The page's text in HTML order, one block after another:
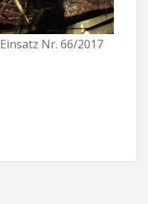
Einsatz Nr. 66/2017